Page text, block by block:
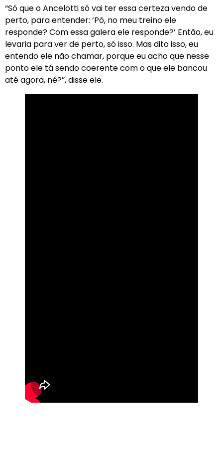
“Só que o Ancelotti só vai ter essa certeza vendo de
perto, para entender: ‘Pô, no meu treino ele
responde? Com essa galera ele responde?’ Então, eu
levaria para ver de perto, só isso. Mas dito isso, eu
entendo ele não chamar, porque eu acho que nesse
ponto ele tá sendo coerente com o que ele bancou
até agora, né?”, disse ele.